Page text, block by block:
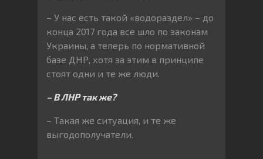
– У нас есть такой «водораздел» – до
конца 2017 года все шло по законам
Украины, а теперь по нормативной
базе ДНР, хотя за этим в принципе
стоят одни и те же люди.
– В ЛНР так же?
– Такая же ситуация, и те же
выгодополучатели.